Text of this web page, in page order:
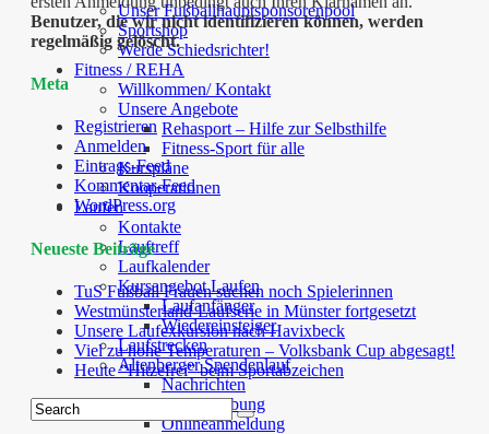
Unser Fußballhauptsponsorenpool
Sportshop
Werde Schiedsrichter!
Fitness / REHA
Willkommen/ Kontakt
Unsere Angebote
Rehasport – Hilfe zur Selbsthilfe
Fitness-Sport für alle
Kurspläne
Kooperationen
Laufen
Kontakte
Lauftreff
Laufkalender
Kursangebot Laufen
Laufanfänger
Wiedereinsteiger
Laufstrecken
Altenberger Spendenlauf
Nachrichten
Ausschreibung
Onlineanmeldung
Benutzer, die wir nicht identifizieren können, werden
regelmäßig gelöscht.
Meta
Registrieren
Anmelden
Eintrags-Feed
Kommentar-Feed
WordPress.org
Neueste Beiträge
TuS Fußball Frauen suchen noch Spielerinnen
Westmünsterland-Laufserie in Münster fortgesetzt
Unsere Laufexkursion nach Havixbeck
Viel zu hohe Temperaturen – Volksbank Cup abgesagt!
Heute “Hitzefrei” beim Sportabzeichen